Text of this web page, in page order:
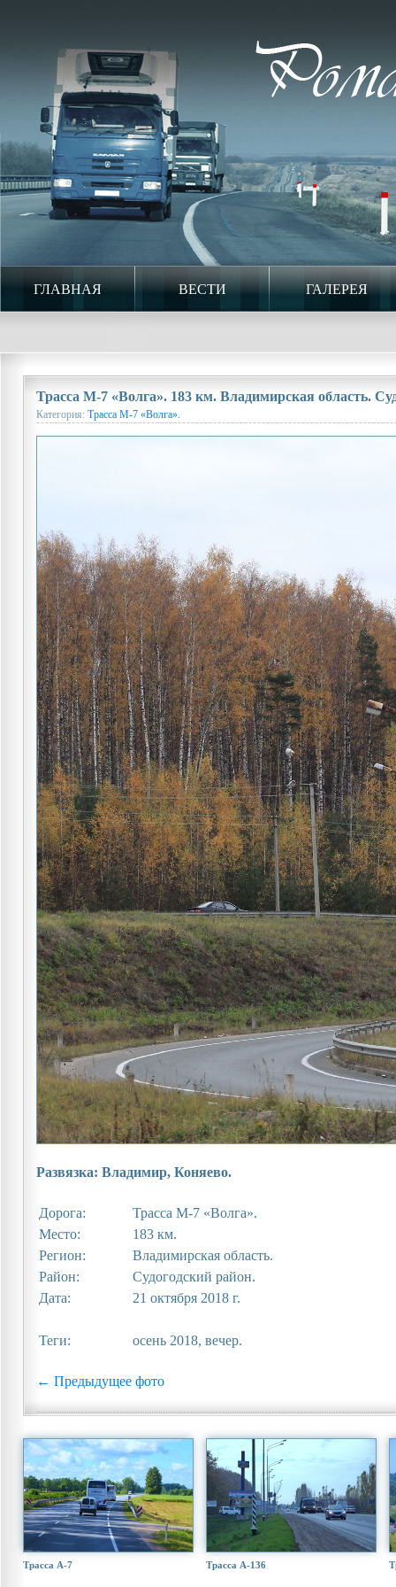
ГЛАВНАЯ ВЕСТИ ГАЛЕРЕЯ
Трасса М-7 «Волга». 183 км. Владимирская область.
Категория: Трасса М-7 «Волга».
Развязка: Владимир, Коняево.
Дорога:
Трасса М-7 «Волга».
Место:
183 км.
Регион:
Владимирская область.
Район:
Судогодский район.
Дата:
21 октября 2018 г.
Теги: осень 2018, вечер.
← Предыдущее фото
Трасса А-7 Трасса А-136